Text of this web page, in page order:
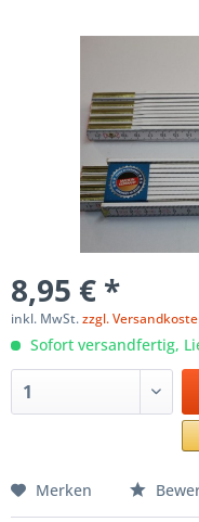
8,95 € *
inkl. MwSt.zzgl.
Sofort versandfertig,
Merken